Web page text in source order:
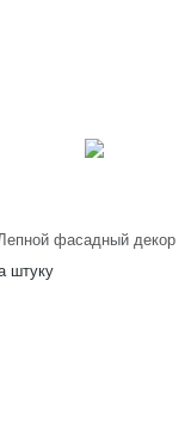
фасадный декор
штуку